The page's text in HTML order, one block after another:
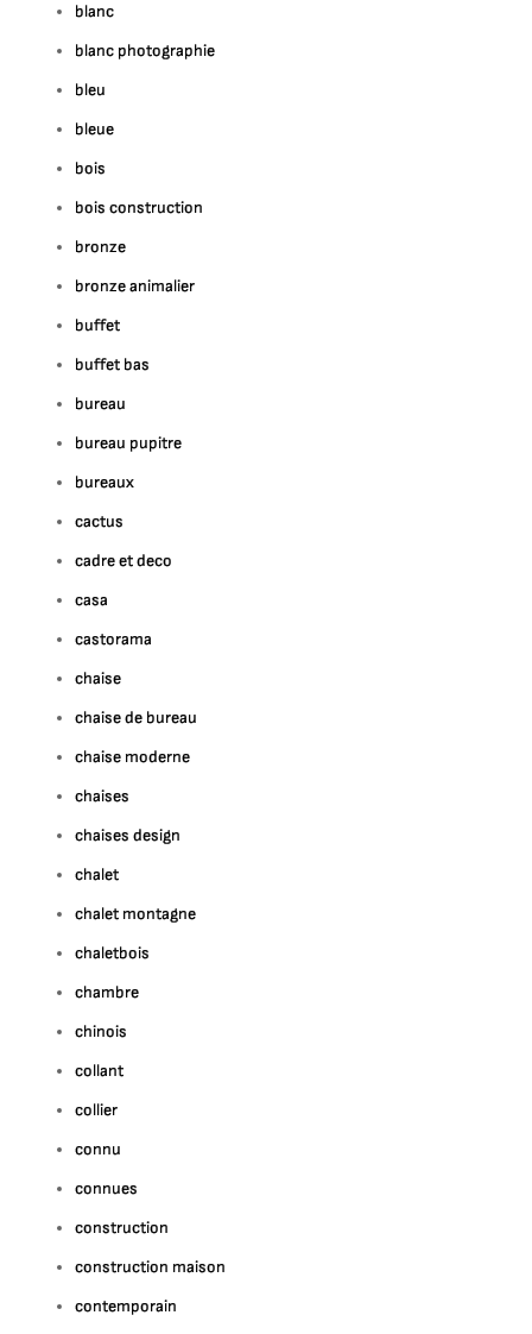
blanc
blanc photographie
bleu
bleue
bois
bois construction
bronze
bronze animalier
buffet
buffet bas
bureau
bureau pupitre
bureaux
cactus
cadre et deco
casa
castorama
chaise
chaise de bureau
chaise moderne
chaises
chaises design
chalet
chalet montagne
chaletbois
chambre
chinois
collant
collier
connu
connues
construction
construction maison
contemporain